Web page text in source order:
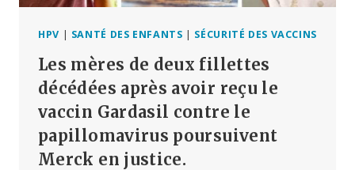
SELON
PLAINTE
DÉPOSÉE
CONTRE
LE
FABRICANT
HPV | SANTÉ DES ENFANTS | SÉCURITÉ DES VACCINS
Les mères de deux fillettes
décédées après avoir reçu le
vaccin Gardasil contre le
papillomavirus poursuivent
Merck en justice.